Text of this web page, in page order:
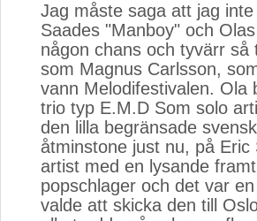
Jag måste saga att jag
Saades "Manboy" och
någon chans och tyvärr
som Magnus Carlsson,
vann Melodifestivalen. Ola
trio typ E.M.D Som solo
den lilla begränsade
åtminstone just nu, på
artist med en lysande
popschlager och det var
valde att skicka den till